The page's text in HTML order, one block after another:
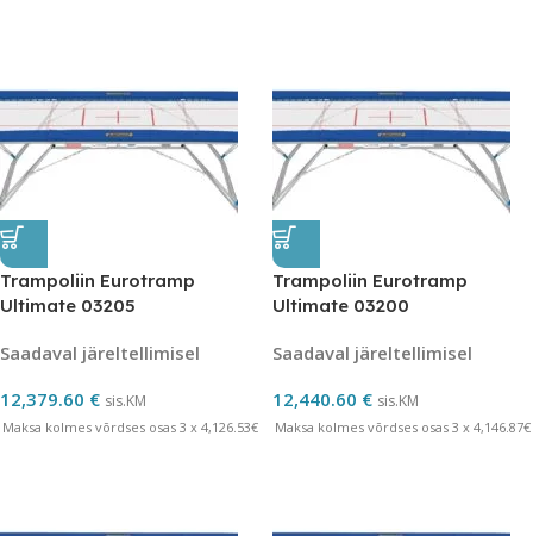
Trampoliin Eurotramp
Ultimate 03205
Saadaval järeltellimisel
12,379.60 € sis.KM
Maksa kolmes võrdses osas 3 x 4,126.53€
Trampoliin Eurotramp
Ultimate 03200
Saadaval järeltellimisel
12,440.60 € sis.KM
Maksa kolmes võrdses osas 3 x 4,146.87€